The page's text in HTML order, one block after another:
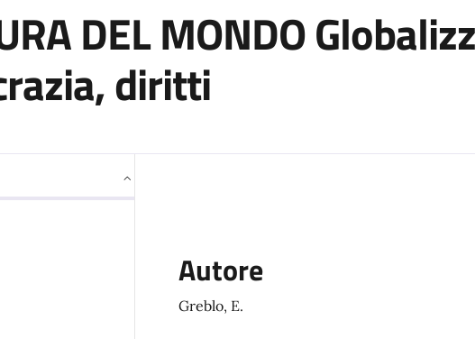
DEL MONDO
diritti
Autore
Greblo, E.